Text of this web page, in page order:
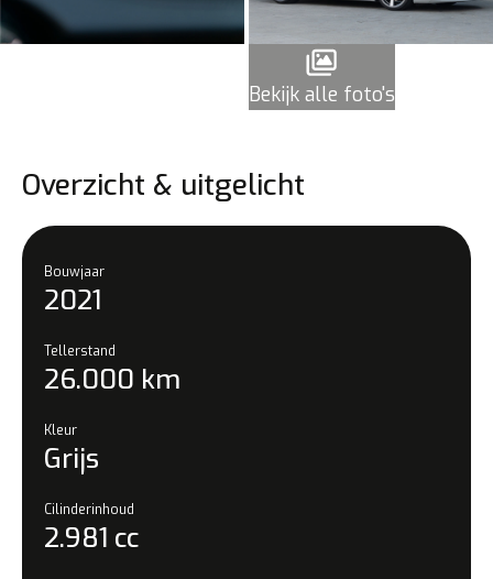
Bekijk alle foto's
Overzicht & uitgelicht
Bouwjaar
2021
Tellerstand
26.000 km
Kleur
Grijs
Cilinderinhoud
2.981 cc